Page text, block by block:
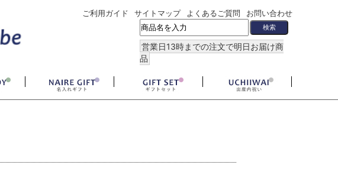
ご利用ガイド サイトマップ よくあるご質問 お問い合わせ
営業日13時までの注文で明日お届け商
品